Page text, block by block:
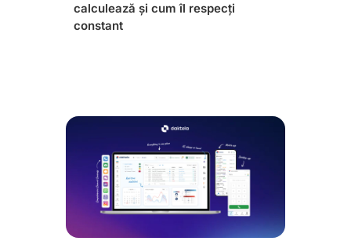
calculează și cum îl respecți
constant